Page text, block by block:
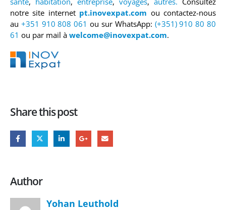
notre site internetpt.inovexpat.com ou contactez-nous
au +351 910 808 061 ou sur WhatsApp: (+351) 910 80 80
61 ou par mail à welcome@inovexpat.com.
Share this post
Author
Yohan Leuthold